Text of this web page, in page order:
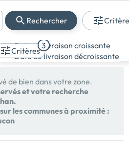
maximumRechercher
Critères
3
Date de livraison croissante
Date de livraison décroissante
de bien dans votre zone.
et votre recherche
les communes à proximité :